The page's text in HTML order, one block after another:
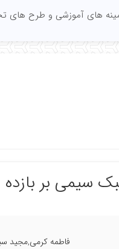
های آموزشی و طرح های
سیمی بر
فاطمه کرمی,مجید